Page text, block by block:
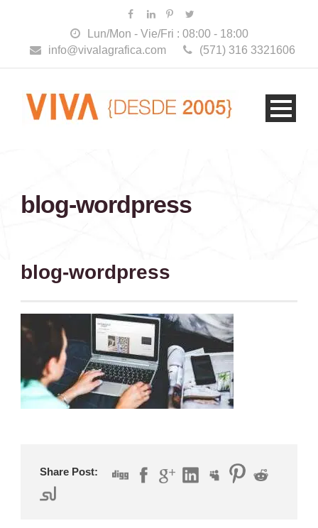
Lun/Mon - Vie/Fri : 08:00 - 18:00
info@vivalagrafica.com
(571) 316 3321606
blog-wordpress
blog-wordpress
Share Post: